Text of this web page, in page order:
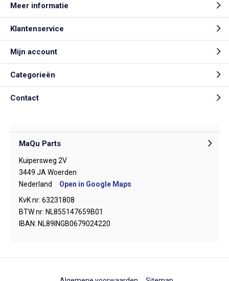
Meer informatie
Klantenservice
Mijn account
Categorieën
Contact
MaQu Parts
Kuipersweg 2V
3449 JA Woerden
Nederland
Open in Google Maps
KvK nr: 63231808
BTW nr: NL855147659B01
IBAN: NL89INGB0679024220